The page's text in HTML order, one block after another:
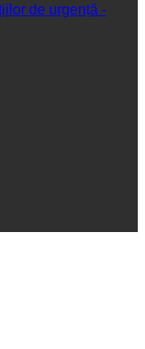
de urgență -